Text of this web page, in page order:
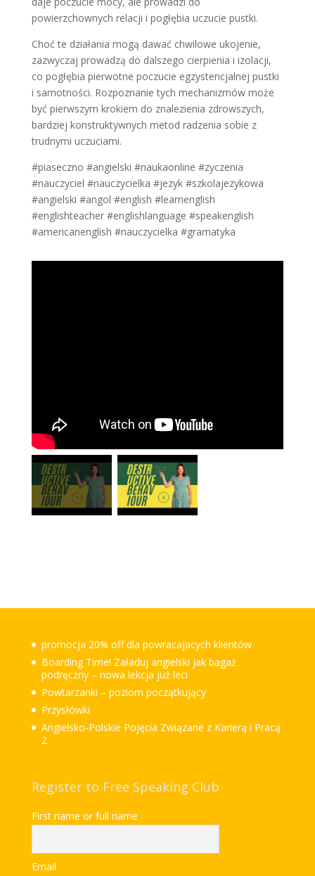
powierzchownych relacji i pogłębia uczucie pustki.
Choć te działania mogą dawać chwilowe ukojenie,
zazwyczaj prowadzą do dalszego cierpienia i izolacji,
co pogłębia pierwotne poczucie egzystencjalnej pustki
i samotności. Rozpoznanie tych mechanizmów może
być pierwszym krokiem do znalezienia zdrowszych,
bardziej konstruktywnych metod radzenia sobie z
trudnymi uczuciami.
#piaseczno #angielski #naukaonline #zyczenia
#nauczyciel #nauczycielka #jezyk #szkolajezykowa
#angielski #angol #english #learnenglish
#englishteacher #englishlanguage #speakenglish
#americanenglish #nauczycielka #gramatyka
promocja 20% off dla powracajacych klientów
Boarding Time! Załaduj angielski jak bagaż
podręczny – nowa lekcja już leci
Powtarzanki – poziom początkujący
Przysłówki
Angielsko-Polskie Pojęcia Związane z Karierą i Pracą
2
Register to Free Speaking Club
First name or full name
Email